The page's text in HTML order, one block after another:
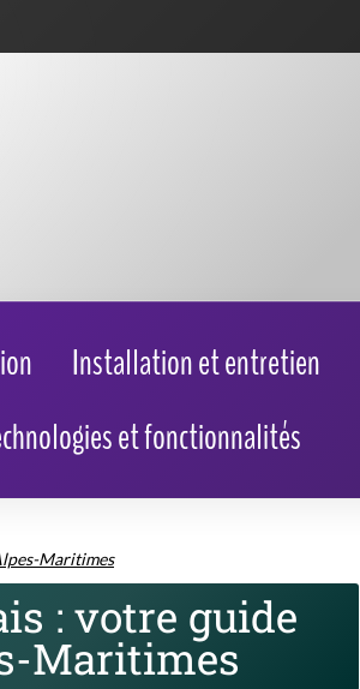
Installation et entretien
et fonctionnalités
Maritimes
: votre guide
Maritimes